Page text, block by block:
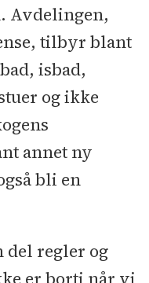
Avdelingen,
tilbyr blant
isbad,
og ikke
annet ny
bli en
del regler og